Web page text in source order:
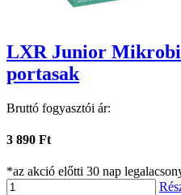
LXR Junior
portasak
Bruttó fogyasztói ár:
3 890 Ft
*az akció előtti 30 nap